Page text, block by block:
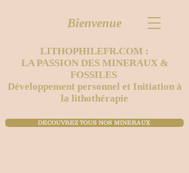
Bienvenue
LITHOPHILEFR.COM :
LA PASSION DES MINERAUX &
FOSSILES
Développement personnel et Initiation à
la lithothérapie
DECOUVREZ TOUS NOS MINERAUX ​